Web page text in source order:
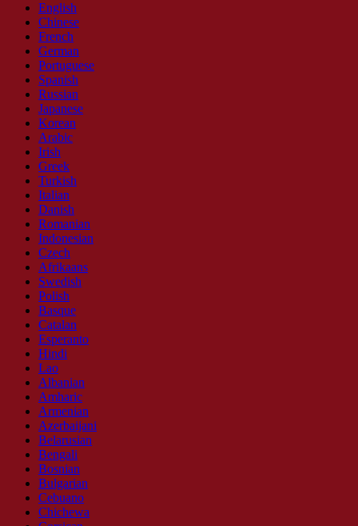
English
Chinese
French
German
Portuguese
Spanish
Russian
Japanese
Korean
Arabic
Irish
Greek
Turkish
Italian
Danish
Romanian
Indonesian
Czech
Afrikaans
Swedish
Polish
Basque
Catalan
Esperanto
Hindi
Lao
Albanian
Amharic
Armenian
Azerbaijani
Belarusian
Bengali
Bosnian
Bulgarian
Cebuano
Chichewa